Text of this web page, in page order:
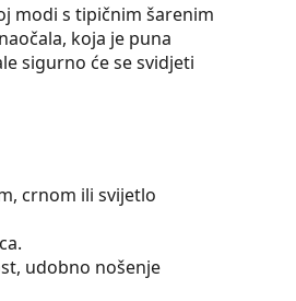
modi s tipičnim šarenim
koja je puna
sigurno će se svidjeti
crnom ili svijetlo
udobno nošenje